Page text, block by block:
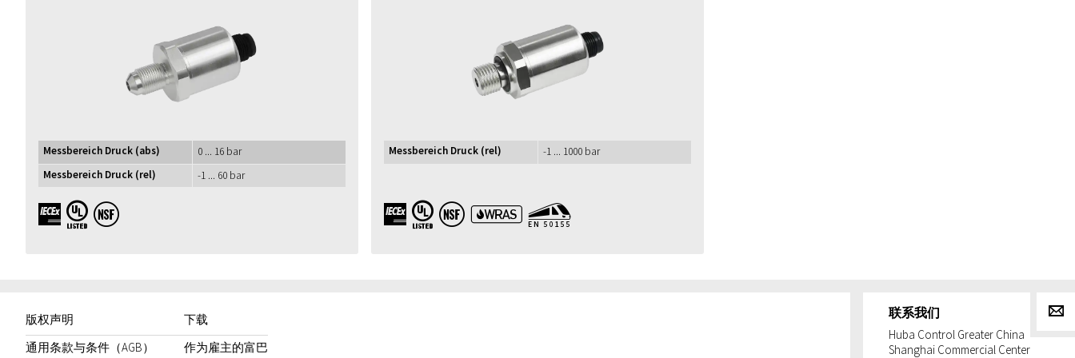
Messbereich Druck (abs)
0 ... 16 bar
Messbereich Druck (rel)
-1 ... 60 bar
IECEx UL NSF
Messbereich Druck (rel) -1 ... 1000 bar
IECEx UL NSF WRAS EN50155
版权声明
通用条款与条件（AGB）
下载
作为雇主的富巴
联系我们
Huba Control Greater China
Shanghai Commercial Center
g